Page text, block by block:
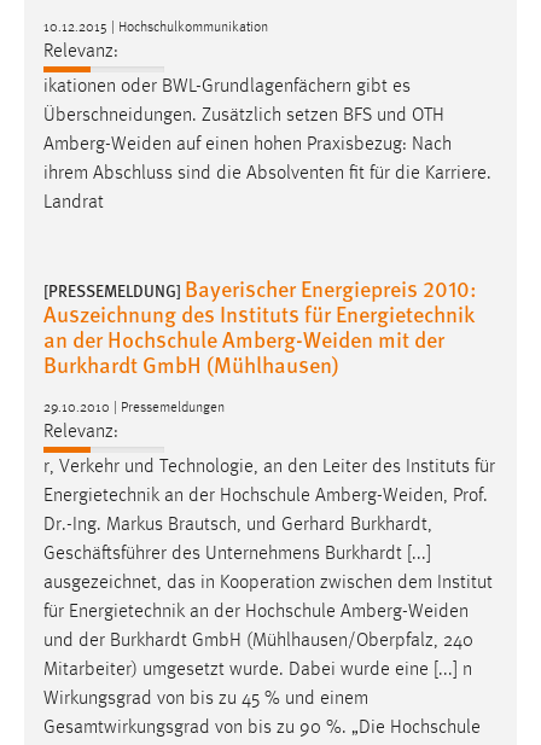
10.12.2015 | Hochschulkommunikation
Relevanz:
ikationen oder BWL-Grundlagenfächern gibt es
Überschneidungen. Zusätzlich setzen BFS und OTH
Amberg-Weiden auf einen hohen Praxisbezug: Nach
ihrem Abschluss sind die Absolventen fit für die Karriere.
Landrat
[PRESSEMELDUNG] Bayerischer Energiepreis 2010:
Auszeichnung des Instituts für Energietechnik
an der Hochschule Amberg-Weiden mit der
Burkhardt GmbH (Mühlhausen)
29.10.2010 | Pressemeldungen
Relevanz:
r, Verkehr und Technologie, an den Leiter des Instituts für
Energietechnik an der Hochschule Amberg-Weiden, Prof.
Dr.-Ing. Markus Brautsch, und Gerhard Burkhardt,
Geschäftsführer des Unternehmens Burkhardt [...]
ausgezeichnet, das in Kooperation zwischen dem Institut
für Energietechnik an der Hochschule Amberg-Weiden
und der Burkhardt GmbH (Mühlhausen/Oberpfalz, 240
Mitarbeiter) umgesetzt wurde. Dabei wurde eine [...] n
Wirkungsgrad von bis zu 45 % und einem
Gesamtwirkungsgrad von bis zu 90 %. „Die Hochschule